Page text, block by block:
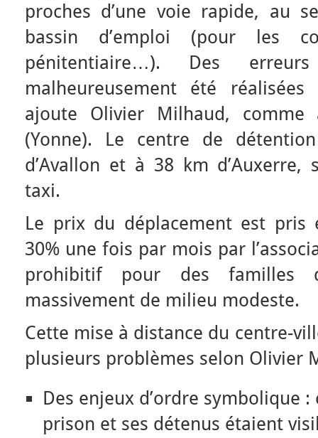
proches d’une voie rapide, au
bassin d’emploi (pour les
pénitentiaire…). Des
malheureusement été
ajoute Olivier Milhaud, comme
(Yonne). Le centre de
d’Avallon et à 38 km d’Auxerre,
taxi.
Le prix du déplacement est pris
30% une fois par mois par
prohibitif pour des familles
massivement de milieu modeste.
Cette mise à distance du centre-
plusieurs problèmes selon Olivier
Des enjeux d’ordre symbolique
prison et ses détenus étaient